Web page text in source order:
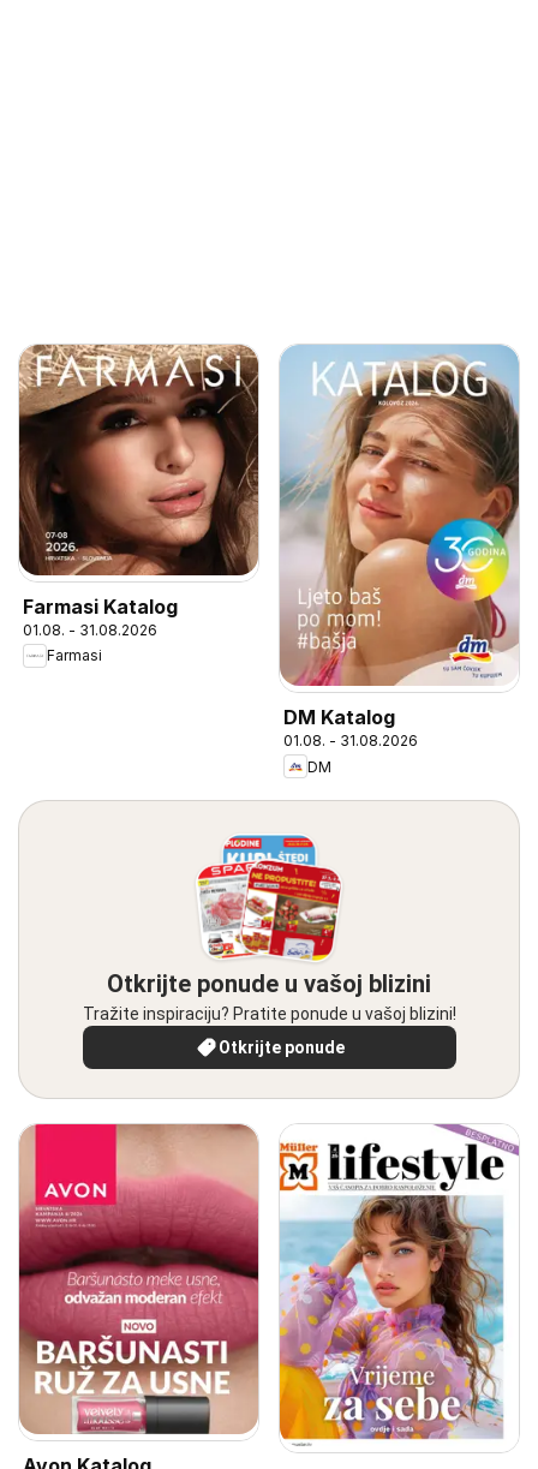
Farmasi Katalog
01.08. - 31.08.2026
Farmasi
DM Katalog
01.08. - 31.08.2026
DM
Otkrijte ponude u vašoj blizini
Tražite inspiraciju? Pratite ponude u vašoj blizini!
Otkrijte ponude